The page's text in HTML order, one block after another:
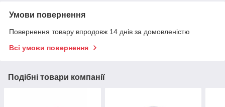
Умови повернення
Повернення товару впродовж 14 днів за домовленістю
Всі умови повернення
Подібні товари компанії